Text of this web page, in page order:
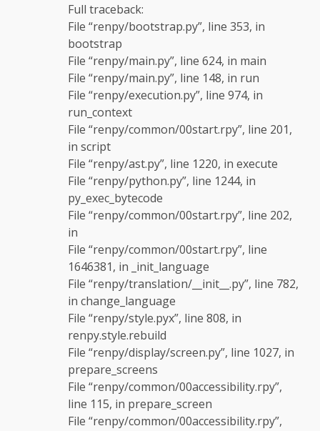
Full traceback:
File “renpy/bootstrap.py”, line 353, in
bootstrap
File “renpy/main.py”, line 624, in main
File “renpy/main.py”, line 148, in run
File “renpy/execution.py”, line 974, in
run_context
File “renpy/common/00start.rpy”, line 201,
in script
File “renpy/ast.py”, line 1220, in execute
File “renpy/python.py”, line 1244, in
py_exec_bytecode
File “renpy/common/00start.rpy”, line 202,
in
File “renpy/common/00start.rpy”, line
1646381, in _init_language
File “renpy/translation/__init__.py”, line 782,
in change_language
File “renpy/style.pyx”, line 808, in
renpy.style.rebuild
File “renpy/display/screen.py”, line 1027, in
prepare_screens
File “renpy/common/00accessibility.rpy”,
line 115, in prepare_screen
File “renpy/common/00accessibility.rpy”,